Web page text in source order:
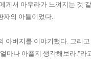
게서 아우라가 느껴지는 것
자의 아들이었다.
아버지를 이야기했다. 그리
마나 아플지 생각해보라."라